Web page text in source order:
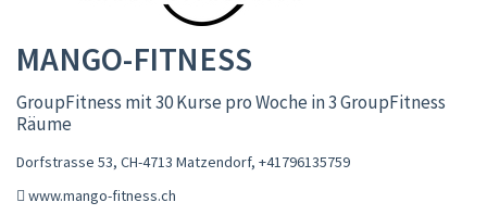
MANGO-FITNESS
GroupFitness mit 30 Kurse pro Woche in 3 GroupFitness
Räume
Dorfstrasse 53, CH-4713 Matzendorf, +41796135759
www.mango-fitness.ch